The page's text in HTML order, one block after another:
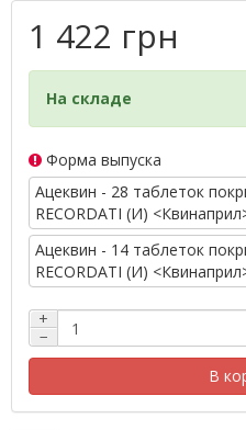
1 422 грн
На складе
Форма выпуска
Ацеквин - 28 таблеток
RECORDATI (И)
Ацеквин - 14 таблеток
RECORDATI (И)
+
−
В